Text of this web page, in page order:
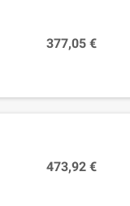
377,05 €
473,92 €